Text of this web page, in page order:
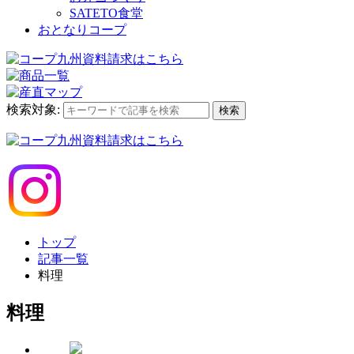
SATETO食堂
おとなりコープ
検索対象: 検索
トップ
記事一覧
料理
料理